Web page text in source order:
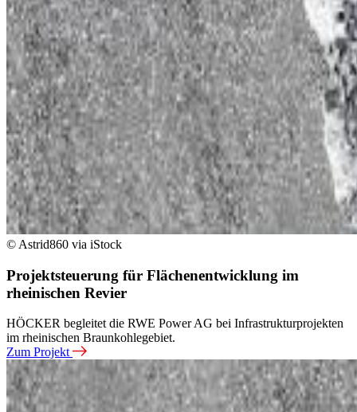
© Astrid860 via iStock
Projektsteuerung für Flächenentwicklung im
rheinischen Revier
HÖCKER begleitet die RWE Power AG bei Infrastrukturprojekten
im rheinischen Braunkohlegebiet.
Zum Projekt